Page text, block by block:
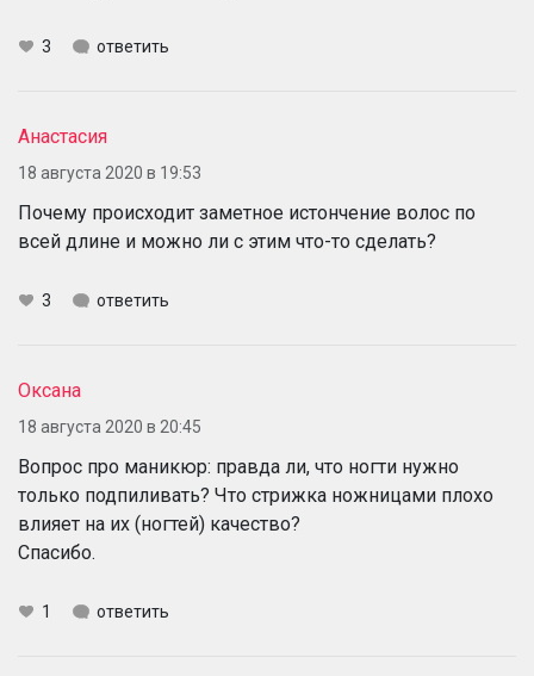
3 ответить
Анастасия
18 августа 2020 в 19:53
Почему происходит заметное истончение волос по
всей длине и можно ли с этим что-то сделать?
3 ответить
Оксана
18 августа 2020 в 20:45
Вопрос про маникюр: правда ли, что ногти нужно
только подпиливать? Что стрижка ножницами плохо
влияет на их (ногтей) качество?
Спасибо.
1 ответить